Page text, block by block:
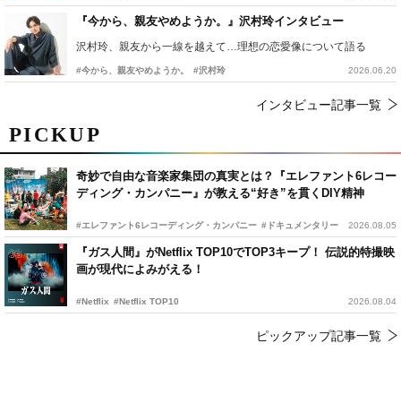
PICKUP
奇妙で自由な音楽家集団の真実とは？『エレファント6レコー
ディング・カンパニー』が教える“好き”を貫くDIY精神
#エレファント6レコーディング・カンパニー #ドキュメンタリー 2026.08.05
『ガス人間』がNetflix TOP10でTOP3キープ！ 伝説的特撮映
画が現代によみがえる！
#Netflix #Netflix TOP10 2026.08.04
ピックアップ記事一覧
『今から、親友やめようか。』沢村玲インタビュー
沢村玲、親友から一線を越えて…理想の恋愛像について語る
#今から、親友やめようか。 #沢村玲 2026.06.20
インタビュー記事一覧